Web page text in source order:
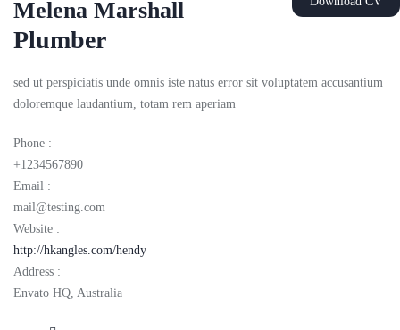
Melena Marshall
Plumber
sed ut perspiciatis unde omnis iste natus error sit voluptatem accusantium
doloremque laudantium, totam rem aperiam
Phone :
+1234567890
Email :
mail@testing.com
Website :
http://hkangles.com/hendy
Address :
Envato HQ, Australia